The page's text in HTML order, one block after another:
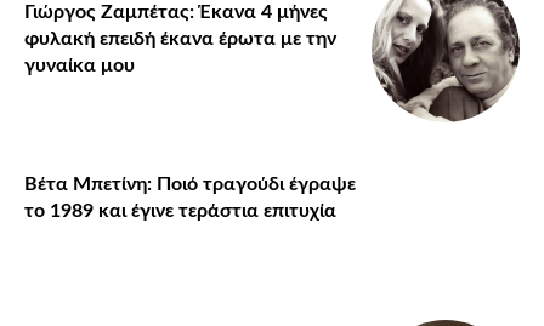
Γιώργος Ζαμπέτας: Έκανα 4 μήνες
φυλακή επειδή έκανα έρωτα με την
γυναίκα μου
Βέτα Μπετίνη: Ποιό τραγούδι έγραψε
το 1989 και έγινε τεράστια επιτυχία